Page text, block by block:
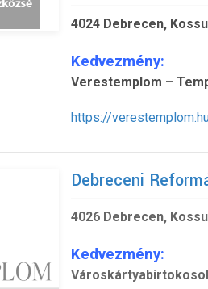
4024 Debrecen,
Kedvezmény:
Verestemplom –
https://
Debreceni
4026 Debrecen,
Kedvezmény: